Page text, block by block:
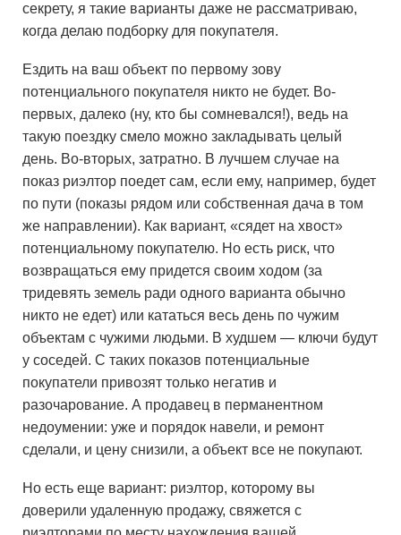
секрету, я такие варианты даже не рассматриваю,
когда делаю подборку для покупателя.
Ездить на ваш объект по первому зову
потенциального покупателя никто не будет. Во-
первых, далеко (ну, кто бы сомневался!), ведь на
такую поездку смело можно закладывать целый
день. Во-вторых, затратно. В лучшем случае на
показ риэлтор поедет сам, если ему, например, будет
по пути (показы рядом или собственная дача в том
же направлении). Как вариант, «сядет на хвост»
потенциальному покупателю. Но есть риск, что
возвращаться ему придется своим ходом (за
тридевять земель ради одного варианта обычно
никто не едет) или кататься весь день по чужим
объектам с чужими людьми. В худшем — ключи будут
у соседей. С таких показов потенциальные
покупатели привозят только негатив и
разочарование. А продавец в перманентном
недоумении: уже и порядок навели, и ремонт
сделали, и цену снизили, а объект все не покупают.
Но есть еще вариант: риэлтор, которому вы
доверили удаленную продажу, свяжется с